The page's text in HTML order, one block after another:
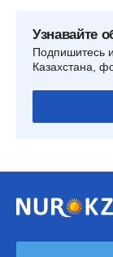
Узнавайте
Подпишитесь
Казахстана,